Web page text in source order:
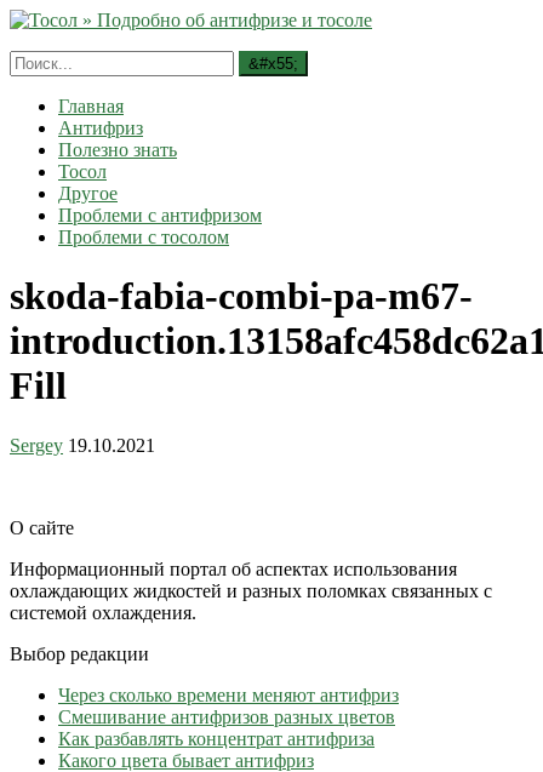
Главная
Антифриз
Полезно знать
Тосол
Другое
Проблеми с антифризом
Проблеми с тосолом
skoda-fabia-combi-pa-m67-
Fill
Sergey 19.10.2021
О сайте
Информационный портал об аспектах использования
охлаждающих жидкостей и разных поломках связанных с
системой охлаждения.
Выбор редакции
Через сколько времени меняют антифриз
Cмешивание антифризов разных цветов
Как разбавлять концентрат антифриза
Какого цвета бывает антифриз